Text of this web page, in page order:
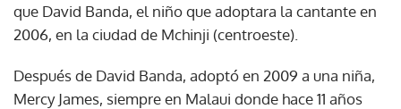
que David Banda, el niño que adoptara la cantante en
2006, en la ciudad de Mchinji (centroeste).
Después de David Banda, adoptó en 2009 a una niña,
Mercy James, siempre en Malaui donde hace 11 años